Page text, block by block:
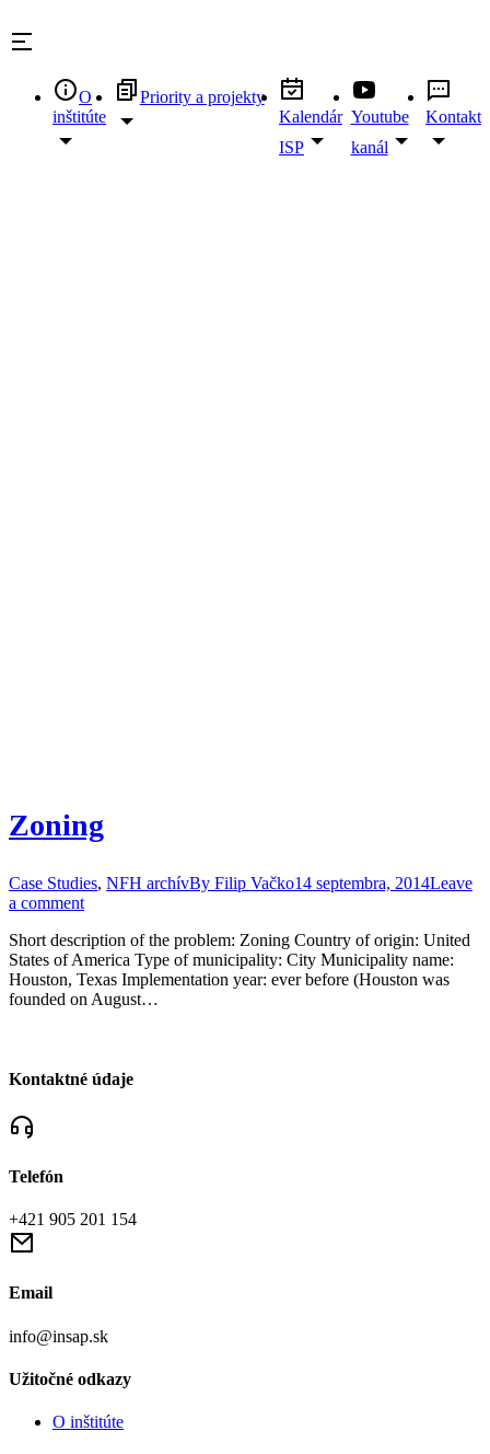
to
content
O
inštitúte
Priority a projekty
Kalendár
ISP
Youtube
kanál
Kontakt
Zoning
Case Studies, NFH archívBy Filip Vačko14 septembra, 2014Leave
a comment
Short description of the problem: Zoning Country of origin: United
States of America Type of municipality: City Municipality name:
Houston, Texas Implementation year: ever before (Houston was
founded on August…
Kontaktné údaje
Telefón
+421 905 201 154
Email
info@insap.sk
Užitočné odkazy
O inštitúte